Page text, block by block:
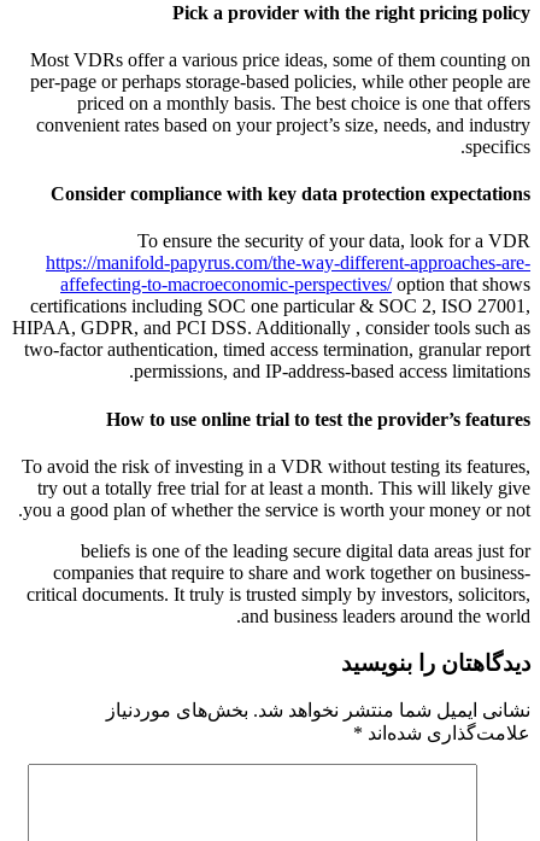
Pick a provider with the right pricing policy
Most VDRs offer a various price ideas, some of them counting on
per-page or perhaps storage-based policies, while other people are
priced on a monthly basis. The best choice is one that offers
convenient rates based on your project’s size, needs, and industry
specifics.
Consider compliance with key data protection expectations
To ensure the security of your data, look for a VDR
https://manifold-papyrus.com/the-way-different-approaches-are-
affefecting-to-macroeconomic-perspectives/option that shows
certifications including SOC one particular & SOC 2, ISO 27001,
HIPAA, GDPR, and PCI DSS. Additionally , consider tools such as
two-factor authentication, timed access termination, granular report
permissions, and IP-address-based access limitations.
How to use online trial to test the provider’s features
To avoid the risk of investing in a VDR without testing its features,
try out a totally free trial for at least a month. This will likely give
you a good plan of whether the service is worth your money or not.
beliefs is one of the leading secure digital data areas just for
companies that require to share and work together on business-
critical documents. It truly is trusted simply by investors, solicitors,
and business leaders around the world.
دیدگاهتان را بنویسید
نشانی ایمیل شما منتشر نخواهد شد. بخش‌های موردنیاز
علامت‌گذاری شده‌اند *